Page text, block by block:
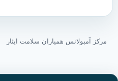
مرکز آمبولانس همیاران سلامت ایثار